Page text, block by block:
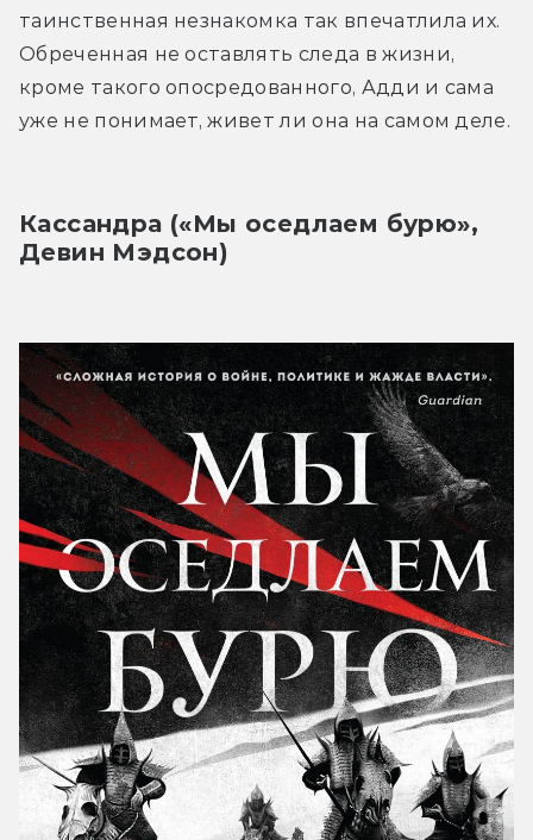
таинственная незнакомка так впечатлила их.
Обреченная не оставлять следа в жизни,
кроме такого опосредованного, Адди и сама
уже не понимает, живет ли она на самом деле.
Кассандра («Мы оседлаем бурю»,
Девин Мэдсон)